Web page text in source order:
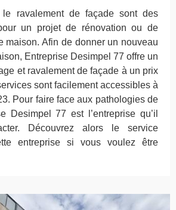
le ravalement de façade sont des
un projet de rénovation ou de
maison. Afin de donner un nouveau
Entreprise Desimpel 77 offre un
et ravalement de façade à un prix
sont facilement accessibles à
Pour faire face aux pathologies de
Desimpel 77 est l’entreprise qu’il
Découvrez alors le service
entreprise si vous voulez être